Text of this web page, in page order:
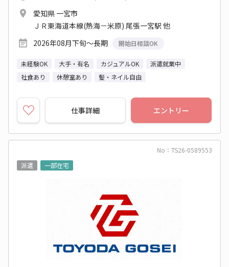
愛知県 一宮市
ＪＲ東海道本線(熱海－米原) 尾張一宮駅 他
2026年08月下旬～長期
開始日相談OK
未経験OK 大手・有名 カジュアルOK
派遣就業中
社食あり
休憩室あり 髪・ネイル自由
仕事詳細 エントリー
No：TS26-0589553
派遣
一部在宅